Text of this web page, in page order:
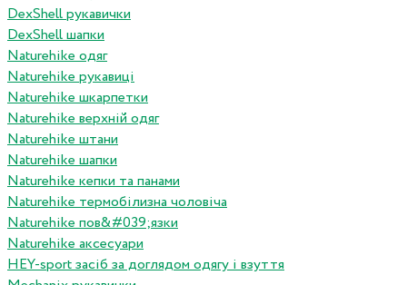
DexShell рукавички
DexShell шапки
Naturehike одяг
Naturehike рукавиці
Naturehike шкарпетки
Naturehike верхній одяг
Naturehike штани
Naturehike шапки
Naturehike кепки та панами
Naturehike термобілизна чоловіча
Naturehike пов&#039;язки
Naturehike аксесуари
HEY-sport засіб за доглядом одягу і взуття